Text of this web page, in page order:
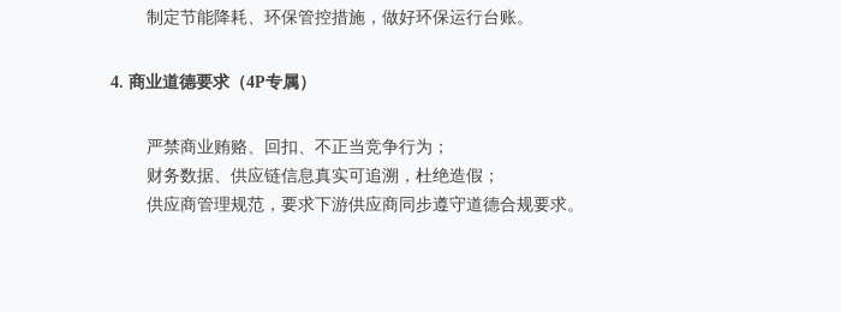
制定节能降耗、环保管控措施，做好环保运行台账。
4. 商业道德要求（4P专属）
严禁商业贿赂、回扣、不正当竞争行为；
财务数据、供应链信息真实可追溯，杜绝造假；
供应商管理规范，要求下游供应商同步遵守道德合规要求。